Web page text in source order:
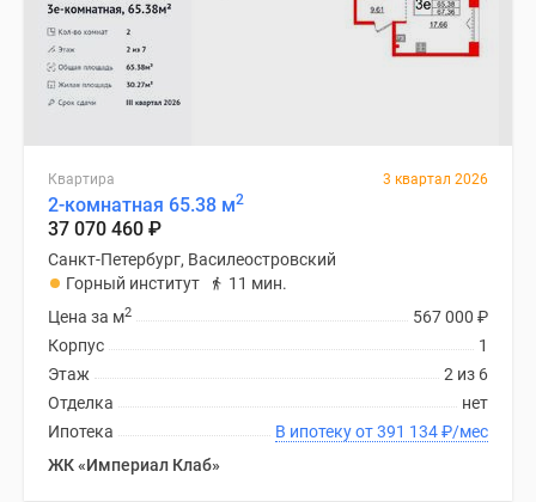
Квартира 3 квартал 2026
2-комнатная 65.38 м2
37 070 460 ₽
Санкт-Петербург, Василеостровский
Горный институт
11 мин.
567 000 ₽
Цена за м2
1
Корпус
2 из 6
Этаж
нет
Отделка
В ипотеку от 391 134₽/мес
Ипотека
ЖК «Империал Клаб»